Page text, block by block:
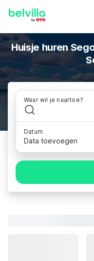
Huisje huren
Waar wil je naartoe?
Datum
Data toevoegen